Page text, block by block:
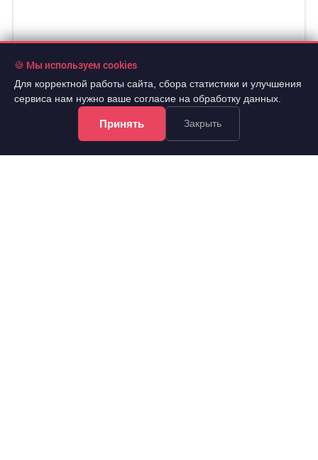
🍪 Мы используем cookies
Для корректной работы сайта, сбора статистики и улучшения
сервиса нам нужно ваше согласие на обработку данных.
Принять Закрыть